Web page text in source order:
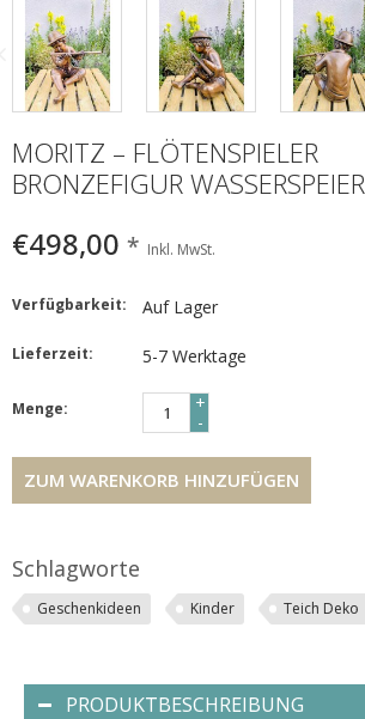
MORITZ – FLÖTENSPIELER
BRONZEFIGUR WASSERSPEIER
€498,00 * Inkl. MwSt.
Verfügbarkeit: Auf Lager
Lieferzeit: 5-7 Werktage
Menge:
+
-
ZUM WARENKORB HINZUFÜGEN
Schlagworte
Geschenkideen Kinder Teich Deko
PRODUKTBESCHREIBUNG